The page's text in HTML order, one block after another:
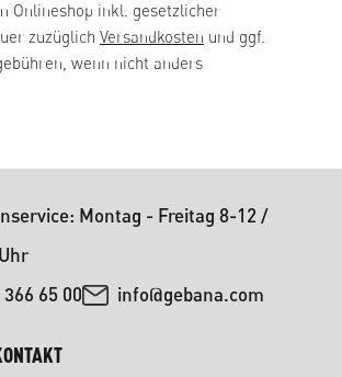
Onlineshop inkl. gesetzlicher
zuzüglich Versandkosten und ggf.
wenn nicht anders
Montag - Freitag 8-12 /
65 00
info@gebana.com